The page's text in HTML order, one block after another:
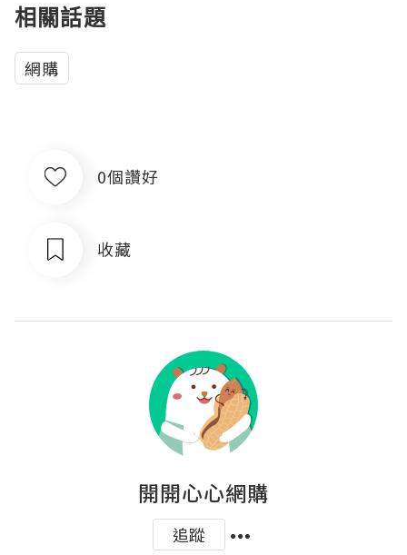
相關話題
網購
0個讚好
收藏
開開心心網購
追蹤